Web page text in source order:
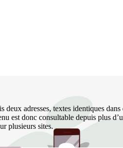
adresses, textes identiques
donc consultable depuis plus
plusieurs sites.